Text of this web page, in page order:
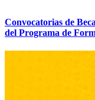
Convocatorias de
del Programa de